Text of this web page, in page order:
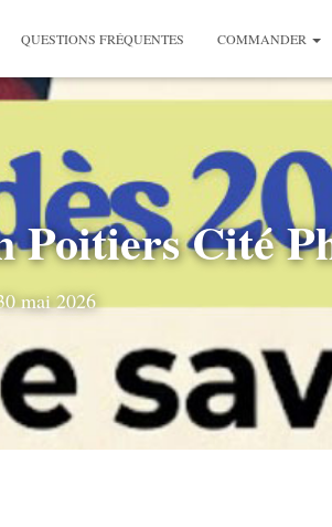
QUESTIONS FRÉQUENTES COMMANDER
Poitiers Cité
mai 2026